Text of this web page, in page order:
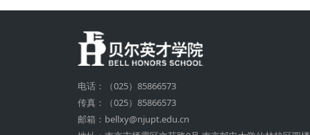
电话：（025）85866573
传真：（025）85866573
邮箱：bellxy@njupt.edu.cn